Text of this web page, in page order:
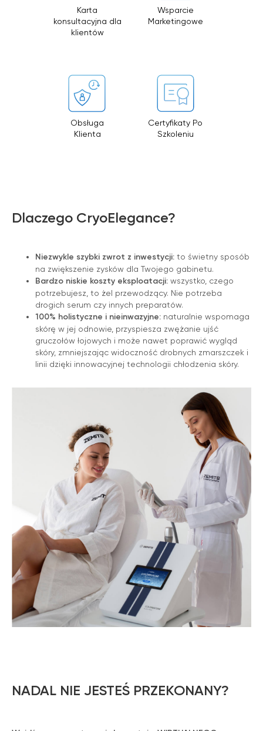
Karta
konsultacyjna dla
klientów
Wsparcie
Marketingowe
Obsługa
Klienta
Certyfikaty Po
Szkoleniu
Dlaczego CryoElegance?
Niezwykle szybki zwrot z inwestycji: to świetny sposób
na zwiększenie zysków dla Twojego gabinetu.
Bardzo niskie koszty eksploatacji: wszystko, czego
potrzebujesz, to żel przewodzący. Nie potrzeba
drogich serum czy innych preparatów.
100% holistyczne i nieinwazyjne: naturalnie wspomaga
skórę w jej odnowie, przyspiesza zwężanie ujść
gruczołów łojowych i może nawet poprawić wygląd
skóry, zmniejszając widoczność drobnych zmarszczek i
linii dzięki innowacyjnej technologii chłodzenia skóry.
NADAL NIE JESTEŚ PRZEKONANY?
zemits.co.uk
zemits.eu
zemits.es
Zemits
a-esthetic.co.uk
advance-esthetic.us
Marketplaces
© 2026 Zemits. Wszelkie prawa zastrzeżone
Szanowni Państwo informujemy, iż z dniem
01.04.2026 firma Newface Group Sp. z o.o. będzie
wystawiać oraz udostępniać faktury wyłącznie w
formie ustrukturyzowanej za pośrednictwem
systemu KSeF.